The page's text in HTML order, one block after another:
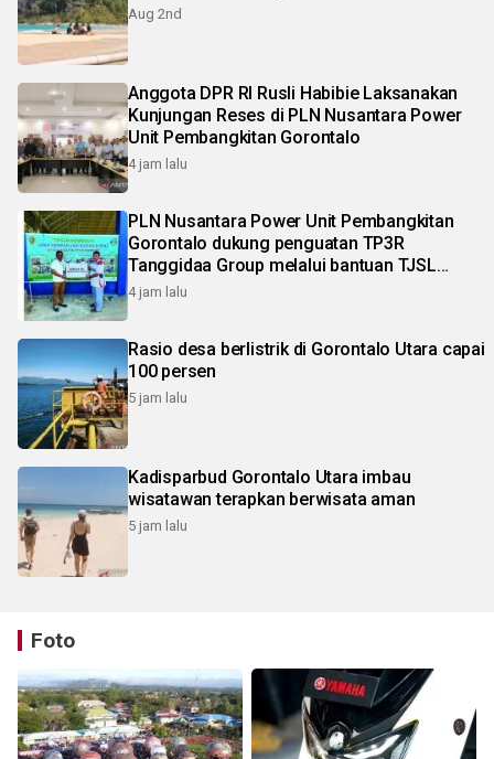
Aug 2nd
Anggota DPR RI Rusli Habibie Laksanakan
Kunjungan Reses di PLN Nusantara Power
Unit Pembangkitan Gorontalo
4 jam lalu
PLN Nusantara Power Unit Pembangkitan
Gorontalo dukung penguatan TP3R
Tanggidaa Group melalui bantuan TJSL
berbasis ekonomi sirkular
4 jam lalu
Rasio desa berlistrik di Gorontalo Utara capai
100 persen
5 jam lalu
Kadisparbud Gorontalo Utara imbau
wisatawan terapkan berwisata aman
5 jam lalu
Foto